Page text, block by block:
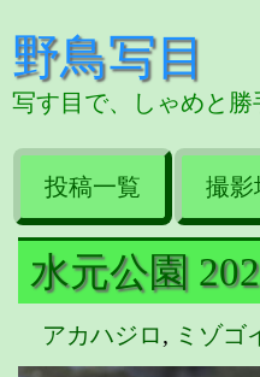
野鳥写目
写す目で、しゃめと勝
投稿一覧 撮影
水元公園
アカハジロ, ミゾゴ